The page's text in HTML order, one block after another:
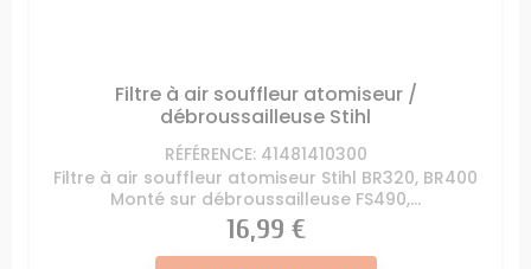
Filtre à air souffleur atomiseur /
débroussailleuse Stihl
RÉFÉRENCE: 41481410300
Filtre à air souffleur atomiseur Stihl BR320, BR400
Monté sur débroussailleuse FS490,...
Prix
16,99 €